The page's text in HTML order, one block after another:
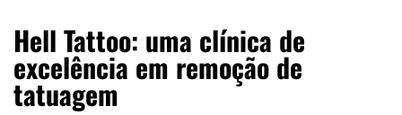
Hell Tattoo: uma clínica de
excelência em remoção de
tatuagem